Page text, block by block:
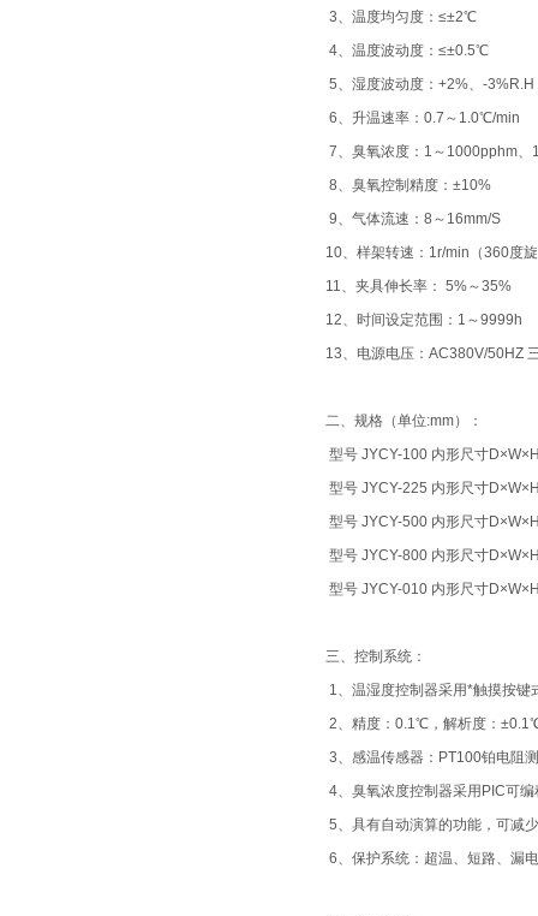
3、温度均匀度：≤±2℃
4、温度波动度：≤±0.5℃
5、湿度波动度：+2%、-3%R.H
6、升温速率：0.7～1.0℃/min
7、臭氧浓度：1～1000pphm、
8、臭氧控制精度：±10%
9、气体流速：8～16mm/S
10、样架转速：1r/min（360度
11、夹具伸长率： 5%～35%
12、时间设定范围：1～9999h
13、电源电压：AC380V/50HZ
二、规格（单位:mm）：
型号 JYCY-100 内形尺寸
型号 JYCY-225 内形尺寸
型号 JYCY-500 内形尺寸
型号 JYCY-800 内形尺寸
型号 JYCY-010 内形尺寸
三、控制系统：
1、温湿度控制器采用*触摸按键
2、精度：0.1℃，解析度：
3、感温传感器：PT100铂电阻
4、臭氧浓度控制器采用PIC可
5、具有自动演算的功能，可减
6、保护系统：超温、短路、漏